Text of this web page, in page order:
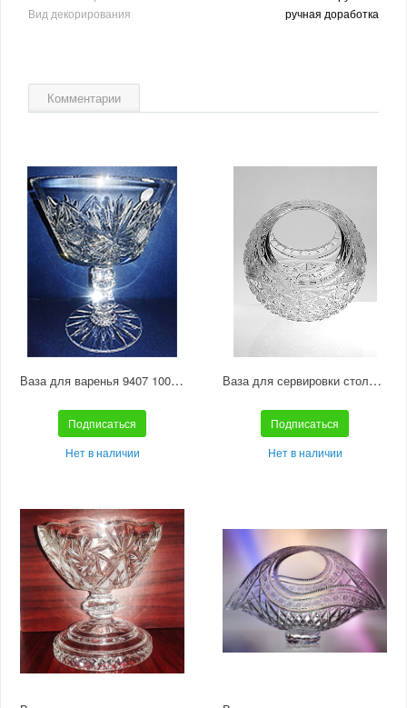
Вид декорирования
ручная доработка
Комментарии
Ваза для варенья 9407 1000/91
Подписаться
Нет в наличии
Ваза для сервировки стола «Корзинка» средняя С269
Подписаться
Нет в наличии